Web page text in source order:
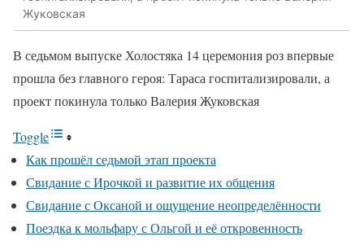
Жуковская
В седьмом выпуске Холостяка 14 церемония роз впервые
прошла без главного героя: Тараса госпитализировали, а
проект покинула только Валерия Жуковская
Toggle
Как прошёл седьмой этап проекта
Свидание с Ирочкой и развитие их общения
Свидание с Оксаной и ощущение неопределённости
Поездка к мольфару с Ольгой и её откровенность